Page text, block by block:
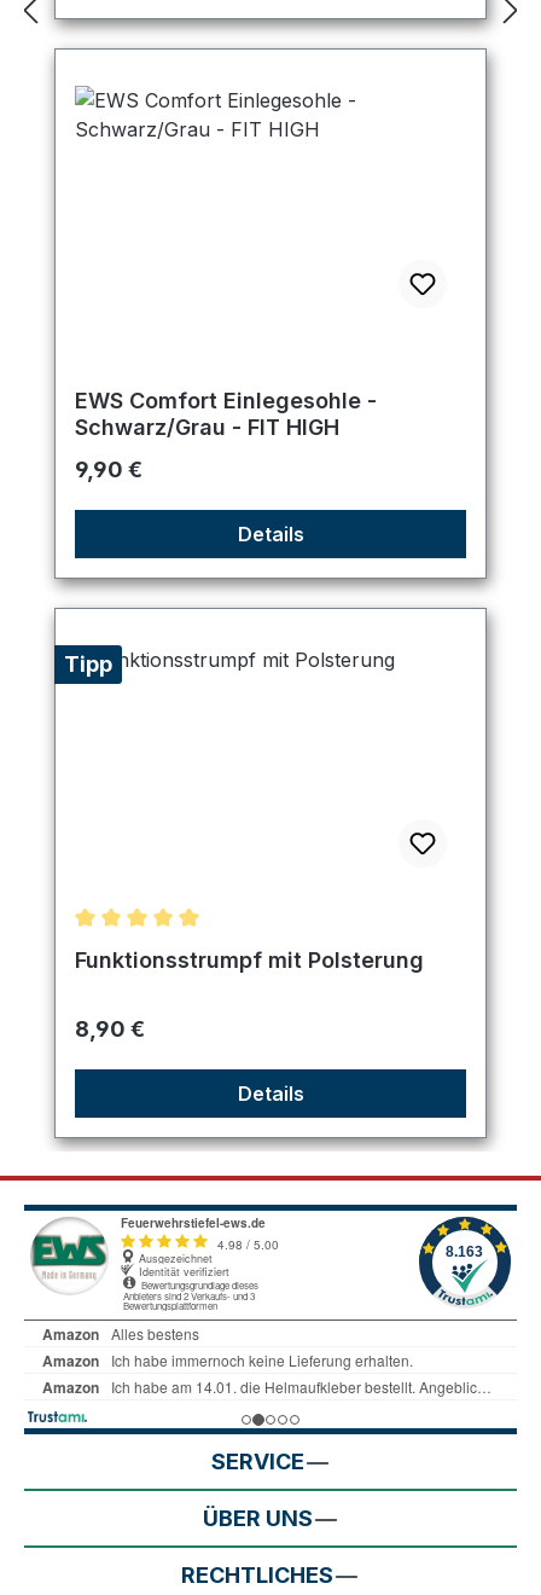
EWS Comfort Einlegesohle -
Schwarz/Grau - FIT HIGH
Regulärer Preis:
9,90 €
Details
Tipp
Durchschnittliche Bewertung von 5 von 5 Sternen
Funktionsstrumpf mit Polsterung
Regulärer Preis:
8,90 €
Details
SERVICE
ÜBER UNS
RECHTLICHES